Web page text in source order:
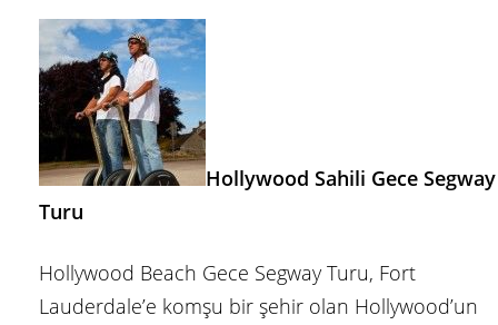
Hollywood Sahili Gece Segway
Turu
Hollywood Beach Gece Segway Turu, Fort
Lauderdale’e komşu bir şehir olan Hollywood’un